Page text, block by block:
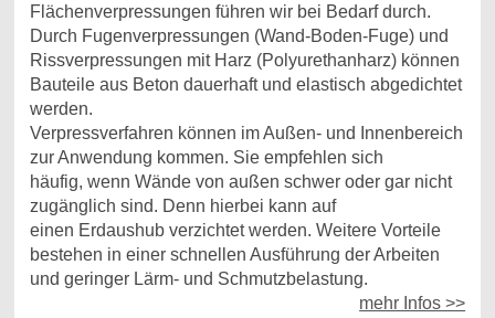
Flächenverpressungen führen wir bei Bedarf durch.
Durch Fugenverpressungen (Wand-Boden-Fuge) und
Rissverpressungen mit Harz (Polyurethanharz) können
Bauteile aus Beton dauerhaft und elastisch abgedichtet
werden.
Verpressverfahren können im Außen- und Innenbereich
zur Anwendung kommen. Sie empfehlen sich
häufig, wenn Wände von außen schwer oder gar nicht
zugänglich sind. Denn hierbei kann auf
einen Erdaushub verzichtet werden. Weitere Vorteile
bestehen in einer schnellen Ausführung der Arbeiten
und geringer Lärm- und Schmutzbelastung.
mehr Infos >>